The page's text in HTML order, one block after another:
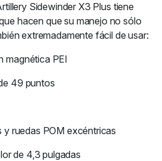
Sidewinder X3 Plus tiene
hacen que su manejo no sólo
extremadamente fácil de usar:
magnética PEI
49 puntos
y ruedas POM excéntricas
de 4,3 pulgadas